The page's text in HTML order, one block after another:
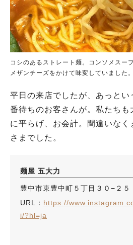
コシのあるストレート麺。コンソメスー
メザンチーズをかけて味変していました。
平日の来店でしたが、あっと
番待ちのお客さんが。私たちも
に平らげ、お会計。間違いなく
さまでした。
麺屋 五大力
豊中市東豊中町５丁目３０−２５
URL： https://
i/?hl=ja